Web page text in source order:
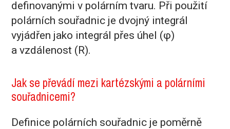
definovanými v polárním tvaru. Při použití
polárních souřadnic je dvojný integrál
vyjádřen jako integrál přes úhel (φ)
a vzdálenost (R).
Jak se převádí mezi kartézskými a polárními
souřadnicemi?
Definice polárních souřadnic je poměrně